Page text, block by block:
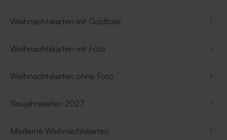
Weihnachtskarten mit Goldfolie
Weihnachtskarten mit Foto
Weihnachtskarten ohne Foto
Neujahrskarten 2027
Moderne Weihnachtskarten